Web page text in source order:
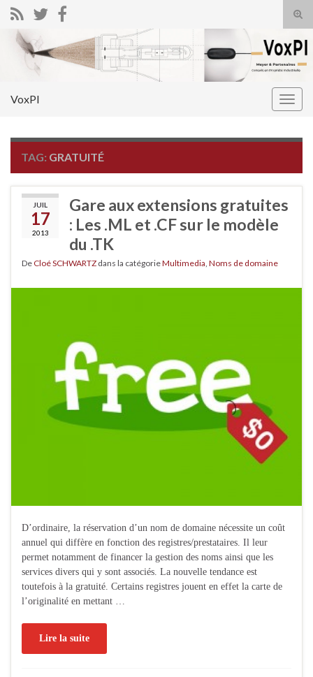
Search for:
VoxPI
TAG: GRATUITÉ
JUIL
17
2013
Gare aux extensions gratuites
: Les .ML et .CF sur le modèle
du .TK
De Cloé SCHWARTZ dans la catégorieMultimedia Noms de domaine
D’ordinaire, la réservation d’un nom de domaine nécessite un coût
annuel qui diffère en fonction des registres/prestataires. Il leur
permet notamment de financer la gestion des noms ainsi que les
services divers qui y sont associés. La nouvelle tendance est
toutefois à la gratuité. Certains registres jouent en effet la carte de
l’originalité en mettant …
Lire la suite